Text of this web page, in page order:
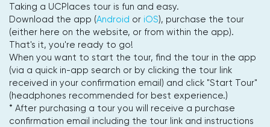
Taking a UCPlaces tour is fun and easy.
Download the app (Android or iOS), purchase the tour
(either here on the website, or from within the app).
That's it, you're ready to go!
When you want to start the tour, find the tour in the app
(via a quick in-app search or by clicking the tour link
received in your confirmation email) and click "Start Tour"
(headphones recommended for best experience.)
* After purchasing a tour you will receive a purchase
confirmation email including the tour link and instructions